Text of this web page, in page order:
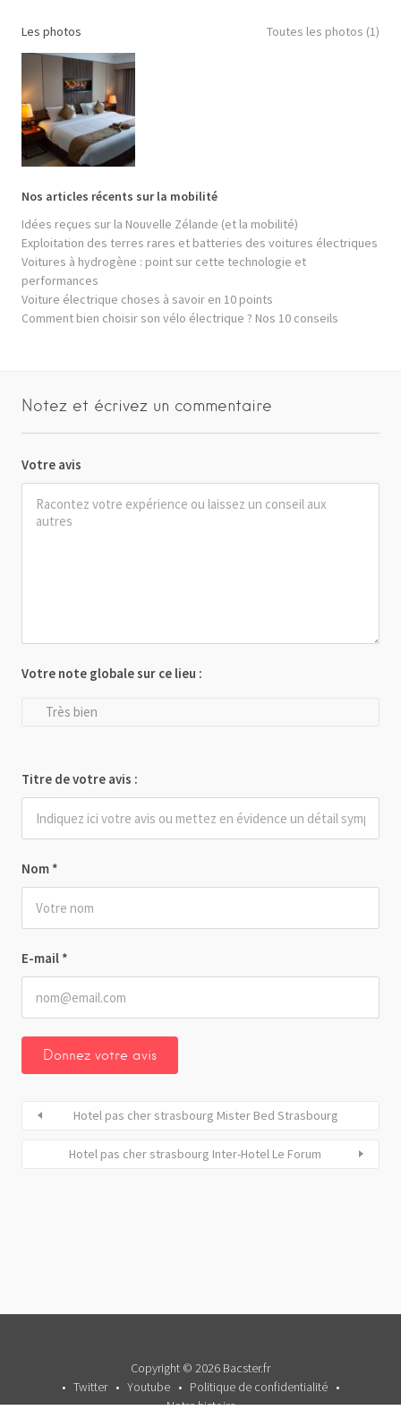
Les photos Toutes les photos (1)
Nos articles récents sur la mobilité
Idées reçues sur la Nouvelle Zélande (et la mobilité)
Exploitation des terres rares et batteries des voitures électriques
Voitures à hydrogène : point sur cette technologie et
performances
Voiture électrique choses à savoir en 10 points
Comment bien choisir son vélo électrique ? Nos 10 conseils
Notez et écrivez un commentaire
Votre avis
Nom *
E-mail *
Votre note globale sur ce lieu :
Très bien
Titre de votre avis :
Hotel pas cher strasbourg Mister Bed Strasbourg
Hotel pas cher strasbourg Inter-Hotel Le Forum
Copyright © 2026 Bacster.fr
Twitter
Youtube
Politique de confidentialité
Notre histoire